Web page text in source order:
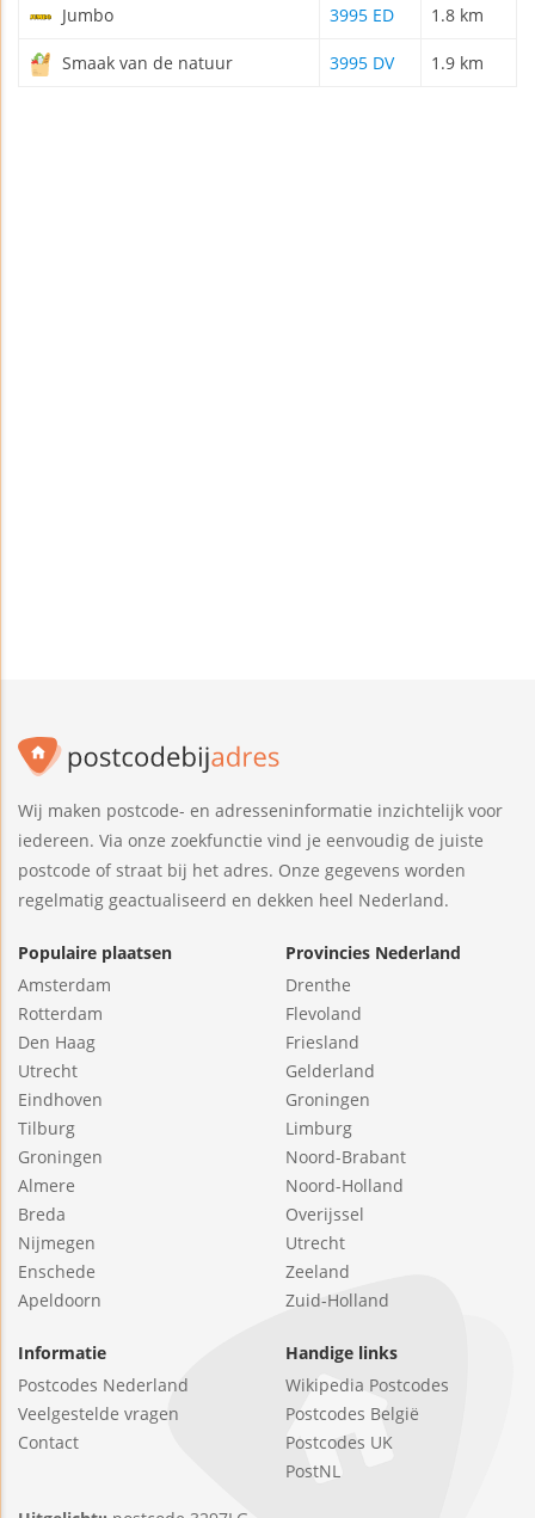
Jumbo 3995 ED 1.8 km
Smaak van de natuur 3995 DV 1.9 km
Wij maken postcode- en adresseninformatie inzichtelijk voor
iedereen. Via onze zoekfunctie vind je eenvoudig de juiste
postcode of straat bij het adres. Onze gegevens worden
regelmatig geactualiseerd en dekken heel Nederland.
Populaire plaatsen
Amsterdam
Rotterdam
Den Haag
Utrecht
Eindhoven
Tilburg
Groningen
Almere
Breda
Nijmegen
Enschede
Apeldoorn
Provincies Nederland
Drenthe
Flevoland
Friesland
Gelderland
Groningen
Limburg
Noord-Brabant
Noord-Holland
Overijssel
Utrecht
Zeeland
Zuid-Holland
Informatie
Postcodes Nederland
Veelgestelde vragen
Contact
Handige links
Wikipedia Postcodes
Postcodes België
Postcodes UK
PostNL